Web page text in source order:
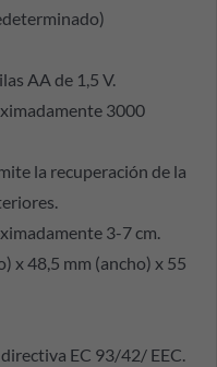
AA de 1,5 V.
3000
la recuperación de la
3-7 cm.
x 48,5 mm (ancho) x 55
EC 93/42/ EEC.